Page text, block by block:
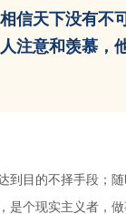
相信天下没有不
人注意和羡慕，
到目的不择手段；随
是个现实主义者，